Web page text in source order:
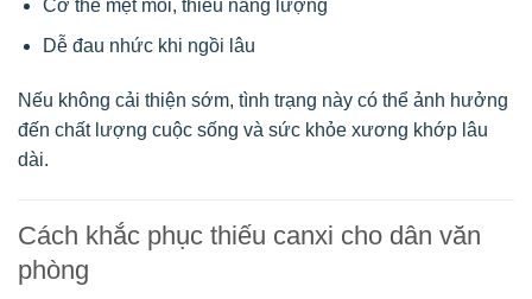
Cơ thể mệt mỏi, thiếu năng lượng
Dễ đau nhức khi ngồi lâu
Nếu không cải thiện sớm, tình trạng này có thể ảnh hưởng
đến chất lượng cuộc sống và sức khỏe xương khớp lâu
dài.
Cách khắc phục thiếu canxi cho dân văn
phòng